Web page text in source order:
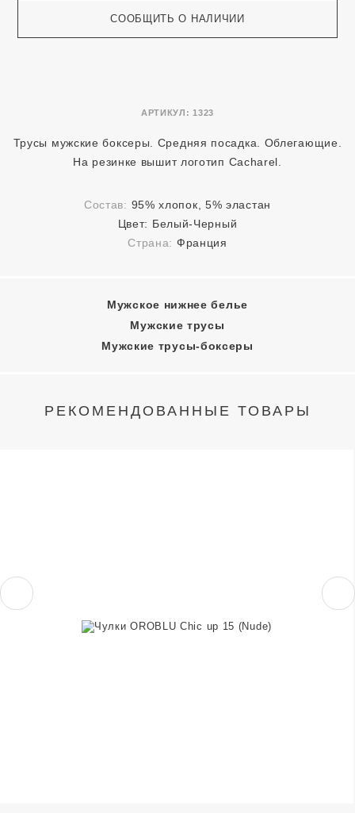
АРТИКУЛ: 1323
СООБЩИТЬ О НАЛИЧИИ
Трусы мужские боксеры. Средняя посадка. Облегающие.
На резинке вышит логотип Cacharel.
Состав: 95% хлопок, 5% эластан
Цвет: Белый-Черный
Страна: Франция
Мужское нижнее белье
Мужские трусы
Мужские трусы-боксеры
РЕКОМЕНДОВАННЫЕ ТОВАРЫ